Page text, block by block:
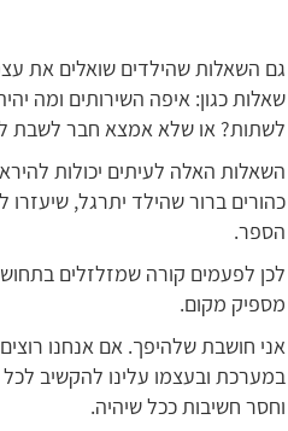
גם השאלות שהילדים שואלים את
שאלות כגון: איפה השירותים ומה
לשתות? או שלא אמצא חבר לשבת
השאלות האלה לעיתים יכולות
כהורים ברור שהילד יתרגל,
הספר.
לכן לפעמים קורה שמזלזלים
מספיק מקום.
אני חושבת שלהיפך. אם אנחנו
במערכת ובעצמו עלינו להקשיב
וחסר חשיבות ככל שיהיה.